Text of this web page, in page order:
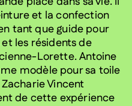
et la confection
tant que guide pour
les résidents de
Lorette. Antoine
modèle pour sa toile
Vincent
de cette expérience